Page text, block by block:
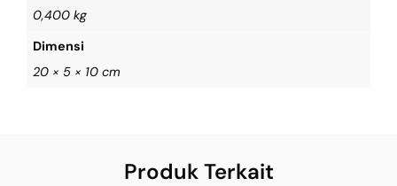
0,400 kg
Dimensi
20 × 5 × 10 cm
Produk Terkait